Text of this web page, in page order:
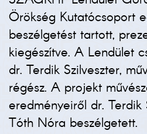
Örökség Kutatócsoport
beszélgetést tartott,
kiegészítve. A Lendület
dr. Terdik Szilveszter,
régész. A projekt
eredményeiről dr. Terdik
Tóth Nóra beszélgetett.